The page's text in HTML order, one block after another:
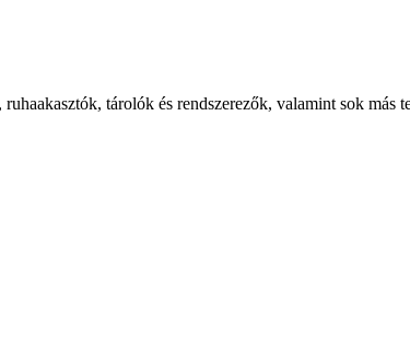
tárolók és rendszerezők, valamint sok más